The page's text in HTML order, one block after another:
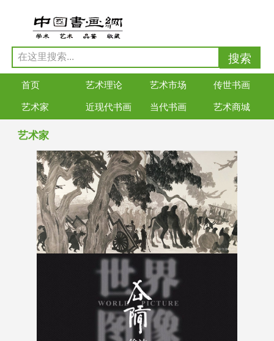
首页 艺术理论 艺术市场 传世书画
艺术家 近现代书画 当代书画 艺术商城
艺术家